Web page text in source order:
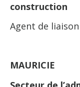
construction
Agent de
MAURICIE